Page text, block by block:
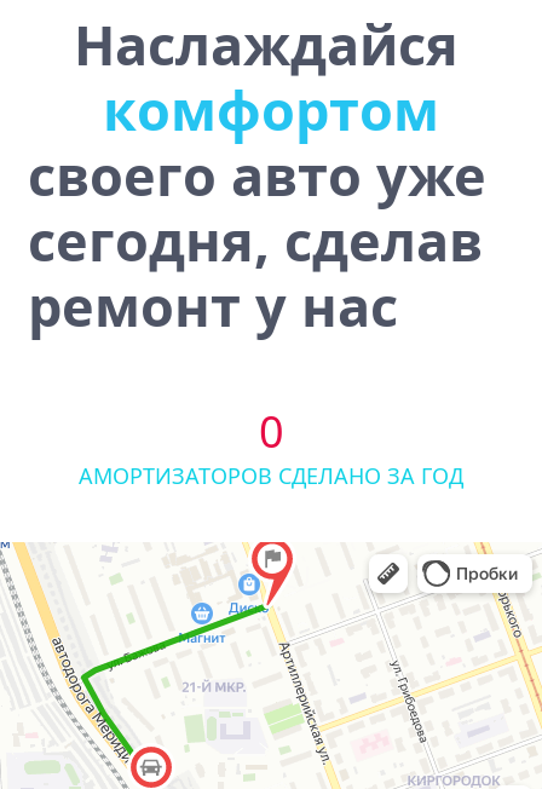
Наслаждайся
сточивостью
своего авто уже
сегодня, сделав
ремонт у нас
0
АМОРТИЗАТОРОВ СДЕЛАНО ЗА ГОД